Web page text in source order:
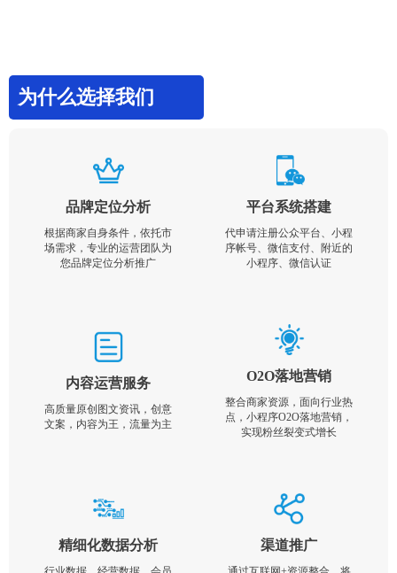
为什么选择我们
品牌定位分析
根据商家自身条件，依托市
场需求，专业的运营团队为
您品牌定位分析推广
平台系统搭建
代申请注册公众平台、小程
序帐号、微信支付、附近的
小程序、微信认证
内容运营服务
高质量原创图文资讯，创意
文案，内容为王，流量为主
O2O落地营销
整合商家资源，面向行业热
点，小程序O2O落地营销，
实现粉丝裂变式增长
精细化数据分析 渠道推广